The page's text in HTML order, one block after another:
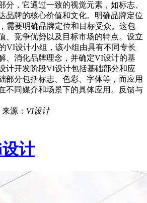
分，它通过一致的视觉元素，如标志、
品牌的核心价值和文化。明确品牌定位
需要明确品牌定位和目标受众。这包
、竞争优势以及目标市场的特点。设立
VI设计小组，该小组由具有不同专长
、消化品牌理念，并确定VI设计的基
计开发阶段VI设计包括基础部分和应
部分包括标志、色彩、字体等，而应用
不同媒介和场景下的具体应用。反馈与
来源： VI设计
计